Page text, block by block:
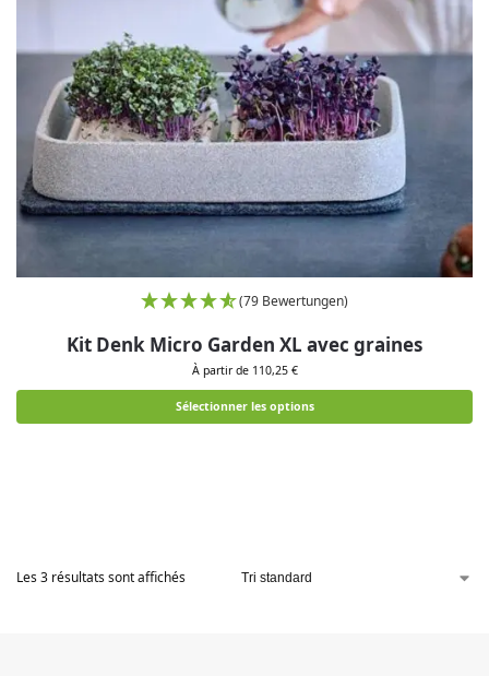
(79 Bewertungen)
Kit Denk Micro Garden XL avec graines
À partir de 110,25 €
Sélectionner les options
Les 3 résultats sont affichés